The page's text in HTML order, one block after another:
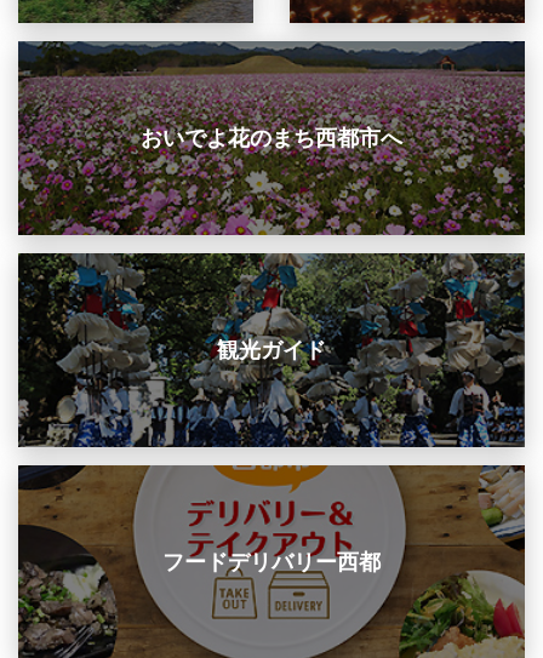
おいでよ花のまち西都市へ
観光ガイド
フードデリバリー西都